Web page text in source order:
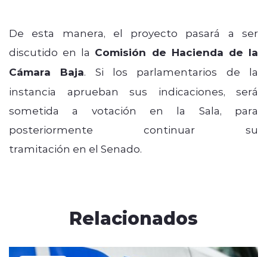
De esta manera, el proyecto pasará a ser
discutido en la Comisión de Hacienda de la
Cámara Baja. Si los parlamentarios de la
instancia aprueban sus indicaciones, será
sometida a votación en la Sala, para
posteriormente continuar su
tramitación en el Senado.
Relacionados